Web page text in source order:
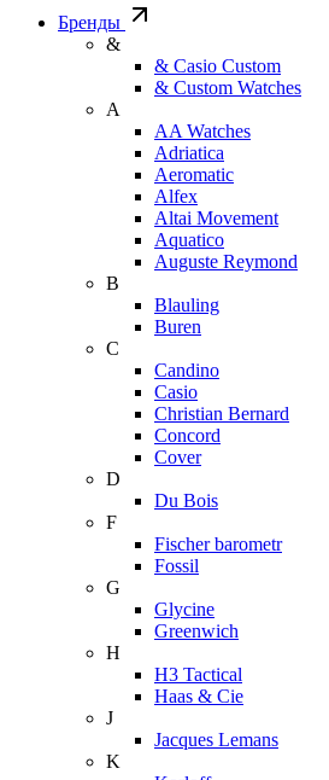
Бренды
&
& Casio Custom
& Custom Watches
A
AA Watches
Adriatica
Aeromatic
Alfex
Altai Movement
Aquatico
Auguste Reymond
B
Blauling
Buren
C
Candino
Casio
Christian Bernard
Concord
Cover
D
Du Bois
F
Fischer barometr
Fossil
G
Glycine
Greenwich
H
H3 Tactical
Haas & Cie
J
Jacques Lemans
K